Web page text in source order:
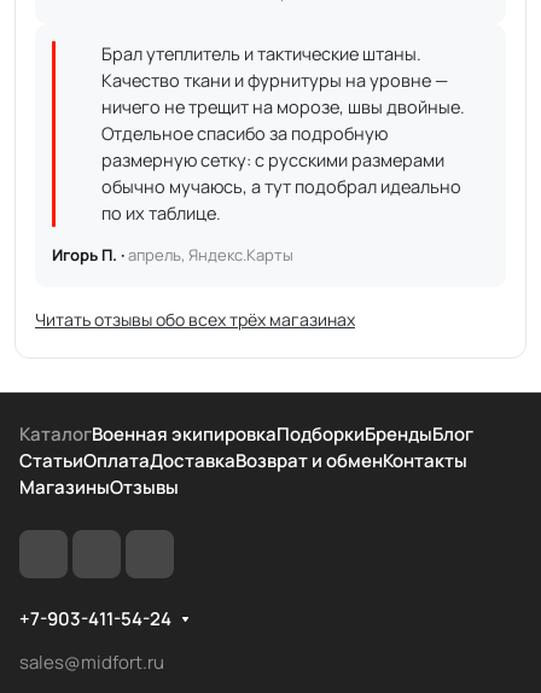
Брал утеплитель и тактические штаны.
Качество ткани и фурнитуры на уровне —
ничего не трещит на морозе, швы двойные.
Отдельное спасибо за подробную
размерную сетку: с русскими размерами
обычно мучаюсь, а тут подобрал идеально
по их таблице.
Игорь П. ·апрель, Яндекс.Карты
Читать отзывы обо всех трёх магазинах
КаталогВоенная экипировкаПодборкиБрендыБлог
СтатьиОплатаДоставкаВозврат и обменКонтакты
МагазиныОтзывы
+7-903-411-54-24
sales@midfort.ru